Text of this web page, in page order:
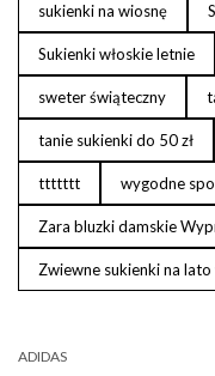
sukienki na wiosnę
Sukienki włoskie letnie
sweter świąteczny
tanie sukienki do 50 zł
ttttttt wygodne
Zara bluzki damskie
Zwiewne sukienki na
ADIDAS